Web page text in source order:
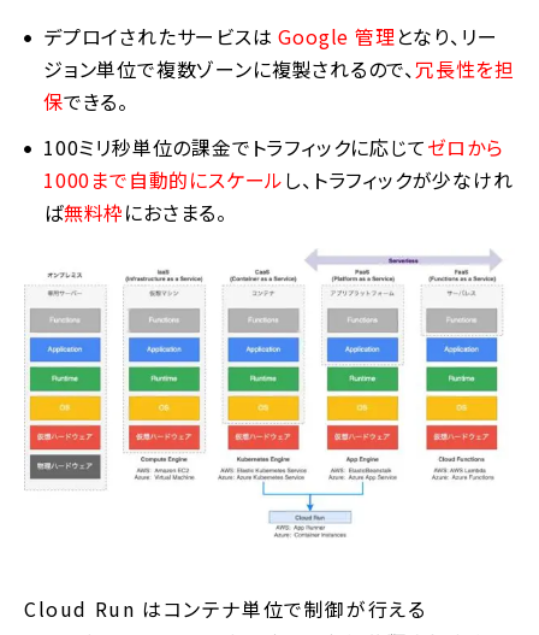
デプロイされたサービスはGoogle 管理となり、リー
ジョン単位で複数ゾーンに複製されるので、冗長性を担
保できる。
100ミリ秒単位の課金でトラフィックに応じてゼロから
1000まで自動的にスケールし、トラフィックが少なけれ
ば無料枠におさまる。
Cloud Run はコンテナ単位で制御が行える